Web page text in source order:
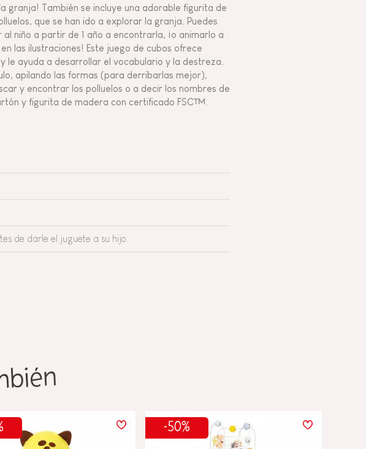
granja! También se incluye una adorable figurita de
que se han ido a explorar la granja. Puedes
niño a partir de 1 año a encontrarla, ¡o animarlo a
las ilustraciones! Este juego de cubos ofrece
le ayuda a desarrollar el vocabulario y la destreza.
apilando las formas (para derribarlas mejor),
y encontrar los polluelos o a decir los nombres de
y figurita de madera con certificado FSC™.
de darle el juguete a su hijo.
-50%